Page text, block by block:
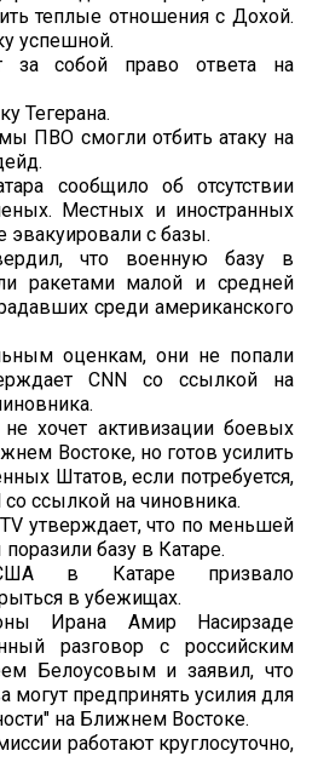
теплые отношения с Дохой.
успешной.
за собой право ответа на
Тегерана.
ПВО смогли отбить атаку на
сообщило об отсутствии
Местных и иностранных
эвакуировали с базы.
что военную базу в
ракетами малой и средней
среди американского
оценкам, они не попали
CNN со ссылкой на
хочет активизации боевых
Востоке, но готов усилить
Штатов, если потребуется,
ссылкой на чиновника.
утверждает, что по меньшей
базу в Катаре.
в Катаре призвало
в убежищах.
Ирана Амир Насирзаде
разговор с российским
Белоусовым и заявил, что
могут предпринять усилия для
на Ближнем Востоке.
работают круглосуточно,